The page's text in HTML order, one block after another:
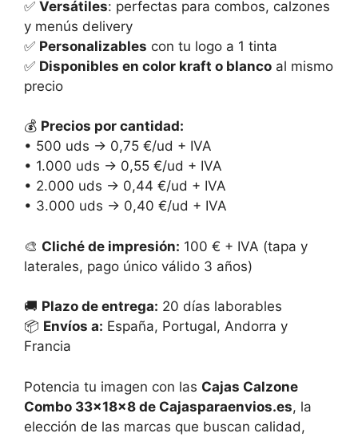
✅ Versátiles: perfectas para combos, calzones
y menús delivery
✅ Personalizables con tu logo a 1 tinta
✅ Disponibles en color kraft o blanco al mismo
precio
💰 Precios por cantidad:
• 500 uds → 0,75 €/ud + IVA
• 1.000 uds → 0,55 €/ud + IVA
• 2.000 uds → 0,44 €/ud + IVA
• 3.000 uds → 0,40 €/ud + IVA
🎨 Cliché de impresión: 100 € + IVA (tapa y
laterales, pago único válido 3 años)
🚚 Plazo de entrega: 20 días laborables
📦 Envíos a: España, Portugal, Andorra y
Francia
Potencia tu imagen con las Cajas Calzone
Combo 33×18×8 de Cajasparaenvios.es, la
elección de las marcas que buscan calidad,